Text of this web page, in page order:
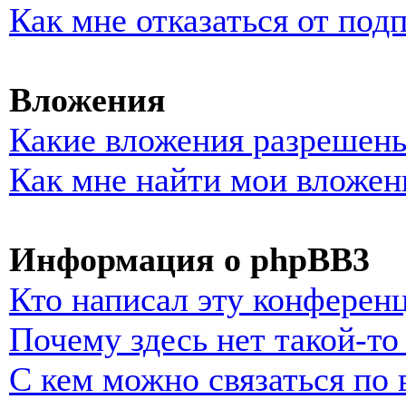
Как мне отказаться от
Вложения
Какие вложения
Как мне найти мои
Информация о phpBB3
Кто написал эту
Почему здесь нет такой-
С кем можно связаться по